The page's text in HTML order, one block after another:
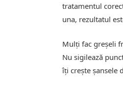
tratamentul
una, rezultatul
Mulți fac greșeli
Nu sigilează
îți crește șansele